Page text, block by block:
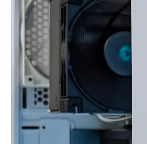
自分なりにAIやネットを駆
使して色々と対処を試みま
したが改善せず、藁にもす
がる思いで相談したところ
「何か異常が見られた際
は、まずは当店に相談くだ
さい」と仰っていただき、
そのプロ意識の高さと責任
感に深く感動しました！
修理の発送から手元に戻る
まで、わずか1週間という神